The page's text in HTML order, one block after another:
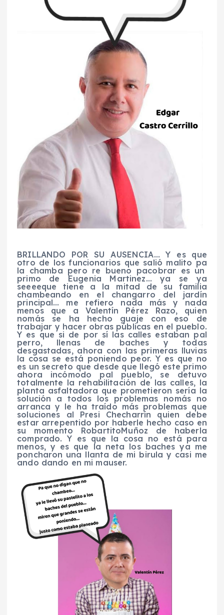
BRILLANDO POR SU AUSENCIA… Y es que
otro de los funcionarios que salió malitopa
la chamba pero re bueno pacobrar es un
primo de Eugenia Martinez… ya se ya
seeeeque tiene a la mitad desu familia
chambeando en el changarro del jardín
principal… me refiero nada más y nada
menos que a Valentín Pérez Razo, quien
nomás se ha hecho guaje con eso de
trabajar y hacer obras públicas en el pueblo.
Y es que si de por sí las calles estaban pal
perro, llenas de baches y todas
desgastadas, ahora con las primeras lluvias
la cosa se está poniendo peor. Y es que no
es un secreto que desde que llegó este primo
ahora incómodo pal pueblo, se detuvo
totalmente la rehabilitación de las calles, la
planta asfaltadora que prometieron sería la
solución a todos los problemas nomás no
arranca y le ha traído más problemas que
soluciones al Presi Checharrín quien debe
estar arrepentido por haberle hecho caso en
su momento RobartitoMuñoz de haberla
comprado. Y es que la cosa no está para
menos, y es que la neta los baches ya me
poncharon una llanta de mi birula y casi me
ando dando en mi mauser.